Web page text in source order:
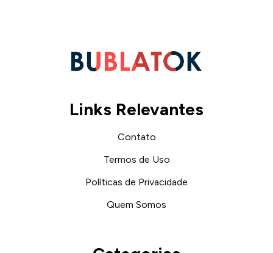
Links Relevantes
Contato
Termos de Uso
Políticas de Privacidade
Quem Somos